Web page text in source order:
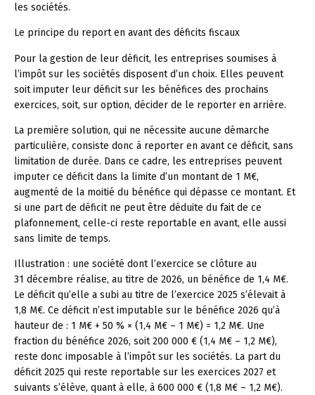
les sociétés.
Le principe du report en avant des déficits fiscaux
Pour la gestion de leur déficit, les entreprises soumises à
l’impôt sur les sociétés disposent d’un choix. Elles peuvent
soit imputer leur déficit sur les bénéfices des prochains
exercices, soit, sur option, décider de le reporter en arrière.
La première solution, qui ne nécessite aucune démarche
particulière, consiste donc à reporter en avant ce déficit, sans
limitation de durée. Dans ce cadre, les entreprises peuvent
imputer ce déficit dans la limite d’un montant de 1 M€,
augmenté de la moitié du bénéfice qui dépasse ce montant. Et
si une part de déficit ne peut être déduite du fait de ce
plafonnement, celle-ci reste reportable en avant, elle aussi
sans limite de temps.
Illustration : une société dont l’exercice se clôture au
31 décembre réalise, au titre de 2026, un bénéfice de 1,4 M€.
Le déficit qu’elle a subi au titre de l’exercice 2025 s’élevait à
1,8 M€. Ce déficit n’est imputable sur le bénéfice 2026 qu’à
hauteur de : 1 M€ + 50 % × (1,4 M€ – 1 M€) = 1,2 M€. Une
fraction du bénéfice 2026, soit 200 000 € (1,4 M€ – 1,2 M€),
reste donc imposable à l’impôt sur les sociétés. La part du
déficit 2025 qui reste reportable sur les exercices 2027 et
suivants s’élève, quant à elle, à 600 000 € (1,8 M€ – 1,2 M€).